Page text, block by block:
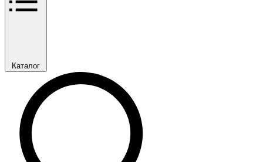
Каталог